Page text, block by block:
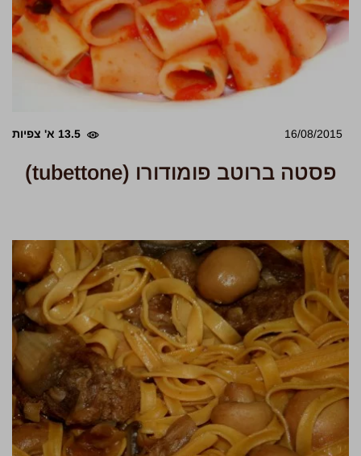
16/08/2015 13.5 א' צפיות
פסטה ברוטב פומודורו (tubettone)